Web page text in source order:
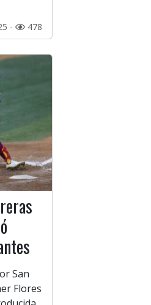
- 478
San
Flores